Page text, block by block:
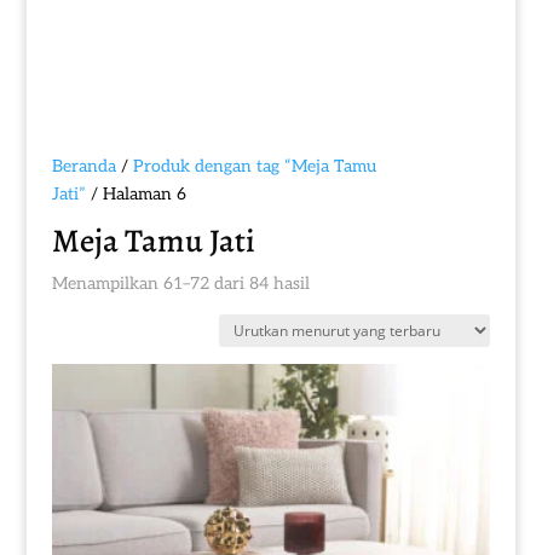
Beranda/ Produk dengan tag “Meja Tamu
Jati” / Halaman 6
Meja Tamu Jati
Menampilkan 61–72 dari 84 hasilDiurutkan
yang
terbaru